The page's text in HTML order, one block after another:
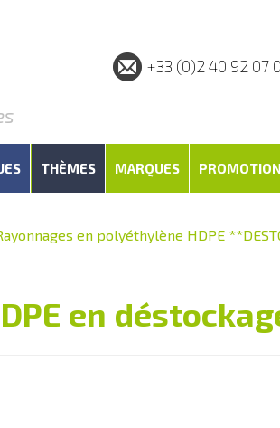
+33 (0)2 40 92 07
THÈMES MARQUES
en polyéthylène HDPE
en